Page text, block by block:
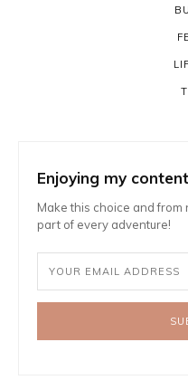
Enjoying my
Make this choice and from
part of every adventure!